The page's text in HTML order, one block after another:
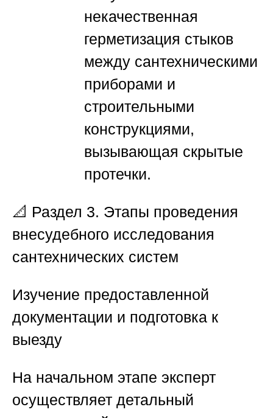
некачественная
герметизация стыков
между сантехническими
приборами и
строительными
конструкциями,
вызывающая скрытые
протечки.
📐 Раздел 3. Этапы проведения
внесудебного исследования
сантехнических систем
Изучение предоставленной
документации и подготовка к
выезду
На начальном этапе эксперт
осуществляет детальный